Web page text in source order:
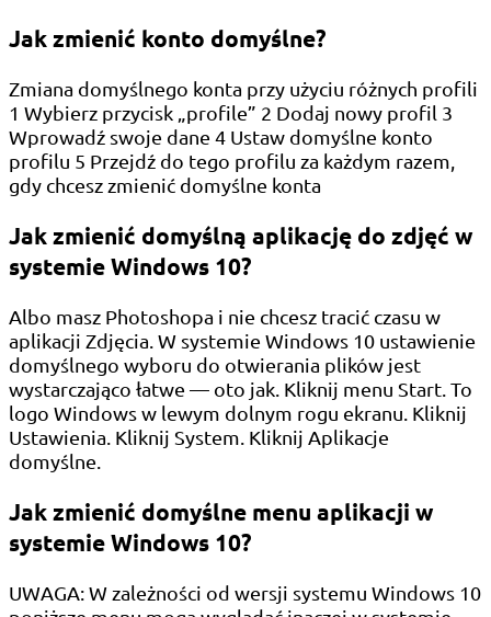
Jak zmienić konto domyślne?
Zmiana domyślnego konta przy użyciu różnych profili
1 Wybierz przycisk „profile” 2 Dodaj nowy profil 3
Wprowadź swoje dane 4 Ustaw domyślne konto
profilu 5 Przejdź do tego profilu za każdym razem,
gdy chcesz zmienić domyślne konta
Jak zmienić domyślną aplikację do zdjęć w
systemie Windows 10?
Albo masz Photoshopa i nie chcesz tracić czasu w
aplikacji Zdjęcia. W systemie Windows 10 ustawienie
domyślnego wyboru do otwierania plików jest
wystarczająco łatwe — oto jak. Kliknij menu Start. To
logo Windows w lewym dolnym rogu ekranu. Kliknij
Ustawienia. Kliknij System. Kliknij Aplikacje
domyślne.
Jak zmienić domyślne menu aplikacji w
systemie Windows 10?
UWAGA: W zależności od wersji systemu Windows 10